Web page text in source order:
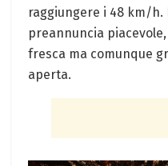
raggiungere i 48 km/h.
preannuncia
fresca ma comunque
aperta.